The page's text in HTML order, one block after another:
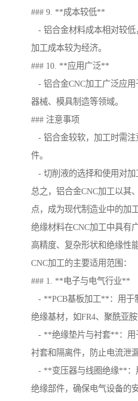
### 9. **成本较低**
- 铝合金材料成本相对较
加工成本较为经济。
### 10. **应用广泛**
- 铝合金CNC加工广泛应用
器械、模具制造等领域。
### 注意事项
- 铝合金较软，加工时需注
件。
- 切削液的选择和使用对加
总之，铝合金CNC加工以其
点，成为现代制造业中的加工
绝缘材料在CNC加工中具有
高精度、复杂形状和绝缘性
CNC加工的主要适用范围：
### 1. **电子与电气行业**
- **PCB基板加工**：用于
绝缘基材，如FR4、聚酰亚胺
- **绝缘垫片与衬套**：用
衬套和隔离件，防止电流泄
- **变压器与线圈绝缘**：
绝缘部件，确保电气设备的